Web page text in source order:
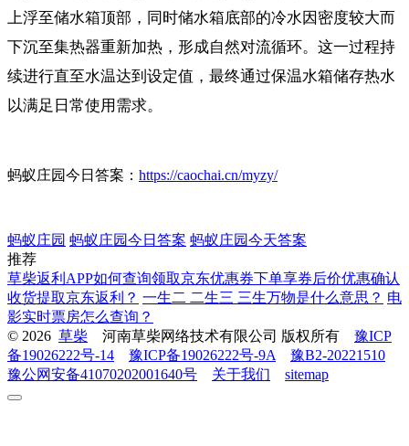
上浮至储水箱顶部，同时储水箱底部的冷水因密度较大而
下沉至集热器重新加热，形成自然对流循环。这一过程持
续进行直至水温达到设定值，最终通过保温水箱储存热水
以满足日常使用需求。
蚂蚁庄园今日答案： https://caochai.cn/myzy/
蚂蚁庄园 蚂蚁庄园今日答案 蚂蚁庄园今天答案
推荐
草柴返利APP如何查询领取京东优惠券下单享券后价优惠确认
收货提取京东返利？ 一生二 二生三 三生万物是什么意思？ 电
影实时票房怎么查询？
© 2026 草柴 河南草柴网络技术有限公司 版权所有 豫ICP
备19026222号-14
豫ICP备19026222号-9A
豫B2-20221510
豫公网安备41070202001640号
关于我们 sitemap